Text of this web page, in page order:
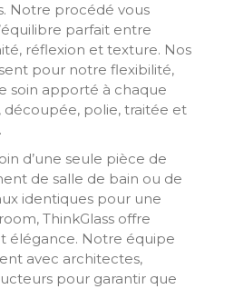
Notre procédé vous
parfait entre
réflexion et texture. Nos
pour notre flexibilité,
soin apporté à chaque
polie, traitée et
d’une seule pièce de
de salle de bain ou de
identiques pour une
ThinkGlass offre
élégance. Notre équipe
avec architectes,
pour garantir que